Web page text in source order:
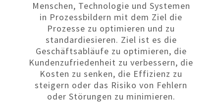
Menschen, Technologie und Systemen
in Prozessbildern mit dem Ziel die
Prozesse zu optimieren und zu
standardiesieren. Ziel ist es die
Geschäftsabläufe zu optimieren, die
Kundenzufriedenheit zu verbessern, die
Kosten zu senken, die Effizienz zu
steigern oder das Risiko von Fehlern
oder Störungen zu minimieren.